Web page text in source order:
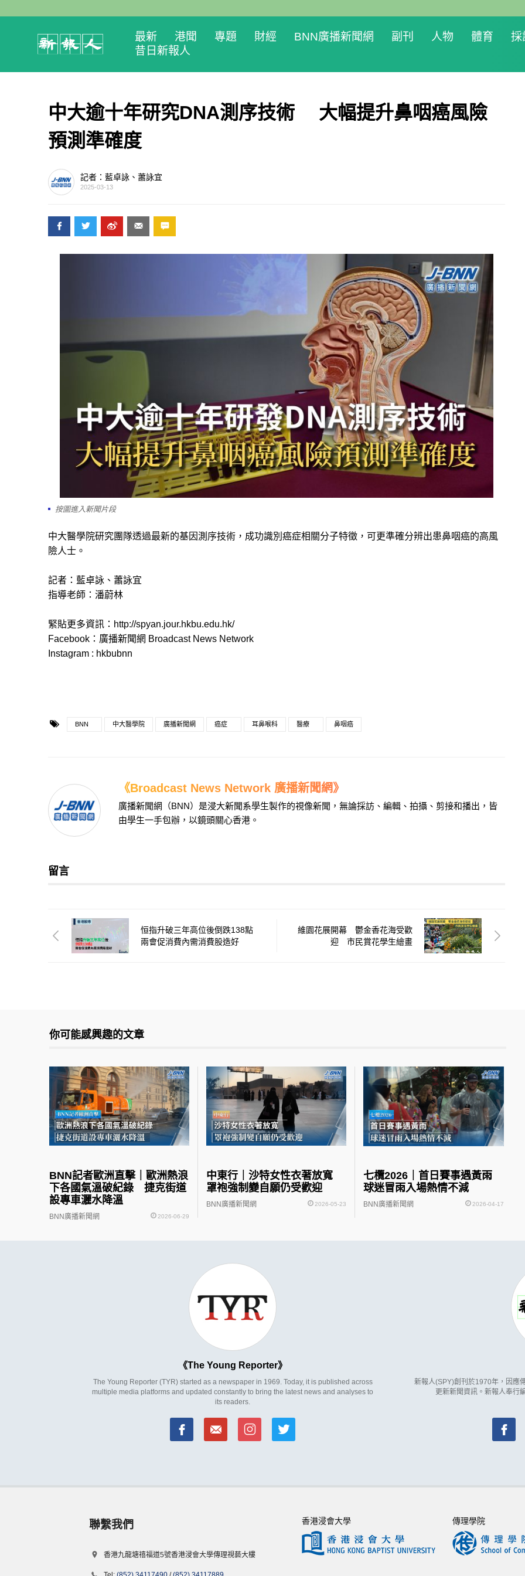
最新 港聞 專題 財經 BNN廣播新聞網 副刊 人物 體育 採
昔日新報人
中大逾十年研究DNA測序技術 大幅提升鼻咽癌風險
預測準確度
記者：藍卓詠、蕭詠宜
2025-03-13
按圖進入新聞片段
中大醫學院研究團隊透過最新的基因測序技術，成功識別癌症相關分子特徵，可更準確分辨出患鼻咽癌的高風
險人士。
記者：藍卓詠、蕭詠宜
指導老師：潘蔚林
緊貼更多資訊：http://spyan.jour.hkbu.edu.hk/
Facebook：廣播新聞網 Broadcast News Network
Instagram : hkbubnn
BNN 中大醫學院 廣播新聞網 癌症 耳鼻喉科 醫療 鼻咽癌
《Broadcast News Network 廣播新聞網》
廣播新聞網（BNN）是浸大新聞系學生製作的視像新聞，無論採訪、編輯、拍攝、剪接和播出，皆
由學生一手包辦，以鏡頭關心香港。
留言
恒指升破三年高位後倒跌138點
兩會促消費內需消費股造好
維園花展開幕 鬱金香花海受歡
迎 市民賞花學生繪畫
你可能感興趣的文章
BNN記者歐洲直擊｜歐洲熱浪
下各國氣溫破紀錄 捷克街道
設專車灑水降溫
BNN廣播新聞網 2026-06-29
中東行｜沙特女性衣著放寬
罩袍強制變自願仍受歡迎
BNN廣播新聞網 2026-05-23
七欖2026｜首日賽事遇黃雨
球迷冒雨入場熱情不減
BNN廣播新聞網 2026-04-17
The Young Reporter
The Young Reporter (TYR) started as a newspaper in 1969. Today, it is published across
multiple media platforms and updated constantly to bring the latest news and analyses to
its readers.
新報人(SPY)創刊於1970年，因應
更新新聞資訊。新報人奉行
聯繫我們
香港九龍塘禧福道5號香港浸會大學傳理視藝大樓
香港浸會大學 傳理學院